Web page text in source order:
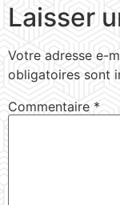
Laisser
Votre adresse e-
obligatoires sont
Commentaire *